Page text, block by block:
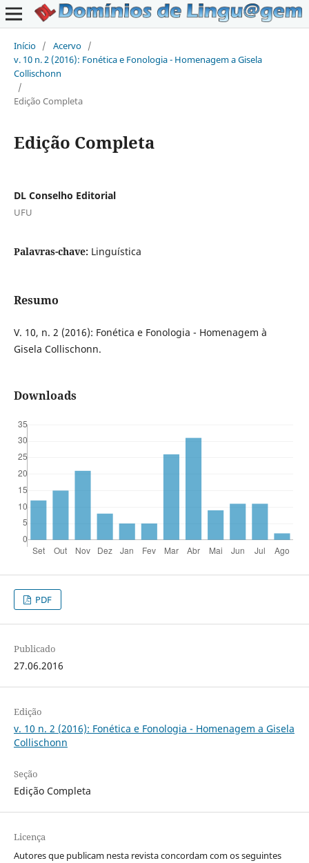
Início / Acervo /
v. 10 n. 2 (2016): Fonética e Fonologia - Homenagem a Gisela
Collischonn
/
Edição Completa
Edição Completa
DL Conselho Editorial
UFU
Palavras-chave: Linguística
Resumo
V. 10, n. 2 (2016): Fonética e Fonologia - Homenagem à
Gisela Collischonn.
Downloads
PDF
Publicado
27.06.2016
Edição
v. 10 n. 2 (2016): Fonética e Fonologia - Homenagem a Gisela
Collischonn
Seção
Edição Completa
Licença
Autores que publicam nesta revista concordam com os seguintes